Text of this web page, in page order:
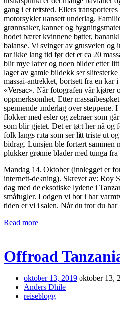
gang i et tettsted. Ellers
motorsykler uansett underlag.
grønnsaker, kanner og
hodet bærer kvinnene bøtter,
balanse. Vi svinger av grusveien og
tar ikke lang tid før det er ca 20
blir mye latter og noen bilder etter
laget av gamle bildekk ser
massai-antrekket, bortsett fra en kar
«Versac». Når fotografen vår kjører
oppmerksomhet. Etter
spennende underlag over steppene.
flokker med esler og zebraer som
som blir gjetet. Det er tørt her nå og
folk langs ruta som ser litt triste ut
bidrag. Lunsjen ble fortært sammen
plukker grønne blader med tunga
Mandag 14. Oktober (innlegget er
internett-dekning). Skrevet av: Roy
dag med de eksotiske lydene i
småfugler. Lodgen vi bor i har
tiden er vi i salen. Når du tror du har
Read more
Offroad
oktober 13, 2019 oktober 13,
Anders Dhile
reiseblogg